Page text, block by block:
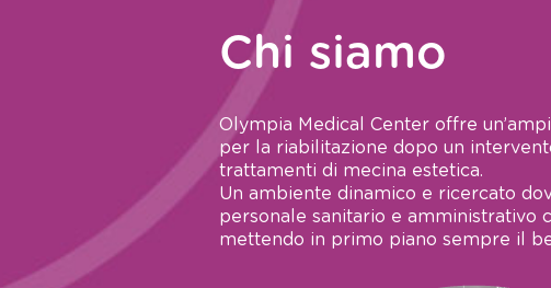
Chi siamo
Olympia Medical Center offre
per la riabilitazione dopo un
trattamenti di mecina estetica.
Un ambiente dinamico e ricercato
personale sanitario e amministrativo
mettendo in primo piano sempre il